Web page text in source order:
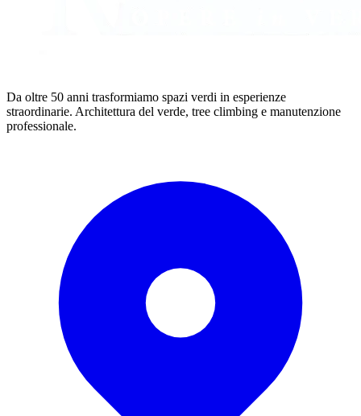
Da oltre 50 anni trasformiamo spazi verdi in esperienze
straordinarie. Architettura del verde, tree climbing e manutenzione
professionale.